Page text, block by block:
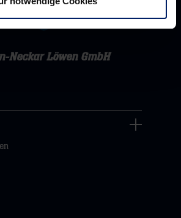
Neckar Löwen GmbH